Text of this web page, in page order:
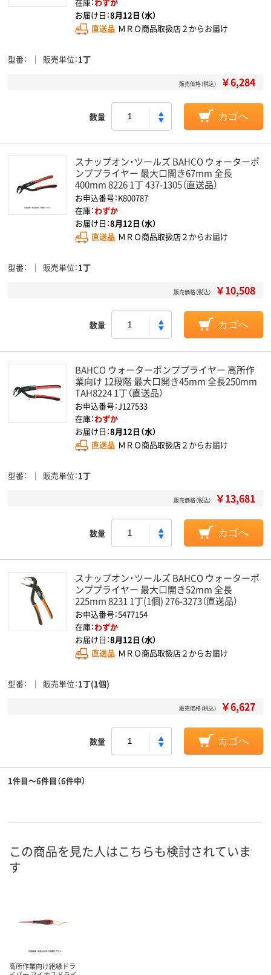
お届け日：8月12日（水）
直送品 ＭＲＯ商品取扱店２からお届け
型番 販売単位 1丁
販売価格（税込） ￥6,284
数量 カゴへ
スナップオン・ツールズ BAHCO ウォーターポ
ンププライヤー 最大口開き67mm 全長
400mm 8226 1丁 437-1305（直送品）
お申込番号：K800787
在庫：わずか
お届け日：8月12日（水）
直送品 ＭＲＯ商品取扱店２からお届け
型番 販売単位 1丁
販売価格（税込） ￥10,508
数量 カゴへ
BAHCO ウォーターポンププライヤー 高所作
業向け 12段階 最大口開き45mm 全長250mm
TAH8224 1丁（直送品）
お申込番号：J127533
在庫：わずか
お届け日：8月12日（水）
直送品 ＭＲＯ商品取扱店２からお届け
型番 販売単位 1丁
販売価格（税込） ￥13,681
数量 カゴへ
スナップオン・ツールズ BAHCO ウォーターポ
ンププライヤー 最大口開き52mm 全長
225mm 8231 1丁(1個) 276-3273（直送品）
お申込番号：5477154
在庫：わずか
お届け日：8月12日（水）
直送品 ＭＲＯ商品取扱店２からお届け
型番 販売単位 1丁(1個)
販売価格（税込） ￥6,627
数量 カゴへ
1件目～6件目（6件中）
この商品を見た人はこちらも検討されていま
す
高所作業向け絶縁ドラ